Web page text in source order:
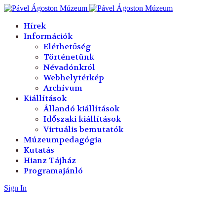
Hírek
Információk
Elérhetőség
Történetünk
Névadónkról
Webhelytérkép
Archívum
Kiállítások
Állandó kiállítások
Időszaki kiállítások
Virtuális bemutatók
Múzeumpedagógia
Kutatás
Hianz Tájház
Programajánló
Sign In
év
hónap
év
hónap